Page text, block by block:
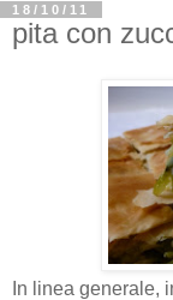
18/10/11
pita con
In linea generale,